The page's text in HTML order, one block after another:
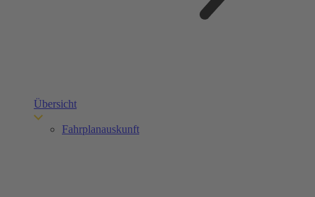
Übersicht
Fahrplanauskunft